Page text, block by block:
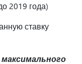
2019 года)
ставку